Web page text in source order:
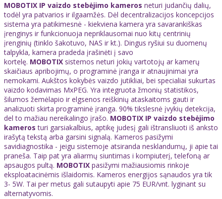
MOBOTIX IP vaizdo stebėjimo kameros neturi judančių dalių,
todėl yra patvarios ir ilgaamžės. Dėl decentralizacijos koncepcijos
sistema yra patikimesnė - kiekviena kamera yra savarankiškas
įrenginys ir funkcionuoja nepriklausomai nuo kitų centrinių
įrenginių (tinklo šakotuvo, NAS ir kt.). Dingus ryšiui su duomenų
talpykla, kamera pradeda įrašinėti į savo
kortelę. MOBOTIX sistemos neturi jokių vartotojų ar kamerų
skaičiaus apribojimų, o programinė įranga ir atnaujinimai yra
nemokami. Aukštos kokybės vaizdo jutikliai, bei specialiai sukurtas
vaizdo kodavimas MxPEG. Yra integruota žmonių statistikos,
šilumos žemėlapio ir elgsenos reiškinių ataskaitoms gauti ir
analizuoti skirta programinė įranga. 90% tikslesnė įvykių detekcija,
del to mažiau nereikalingo įrašo. MOBOTIX IP vaizdo stebėjimo
kameros turi garsiakalbius, aptikę judesį gali ištransliuoti iš anksto
irašytą tekstą arba garsini signalą. Kameros pasižymi
savidiagnostika - jeigu sistemoje atsiranda nesklandumų, ji apie tai
praneša. Taip pat yra aliarmų siuntimas i kompiuterį, telefoną ar
apsaugos pultą. MOBOTIX pasižymi mažiausiomis rinkoje
eksploatacinėmis išlaidomis. Kameros energijos sąnaudos yra tik
3- 5W. Tai per metus gali sutaupyti apie 75 EUR/vnt. lyginant su
alternatyvomis.